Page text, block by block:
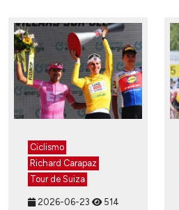
Ciclismo
Richard Carapaz
Tour de Suiza
2026-06-23 514